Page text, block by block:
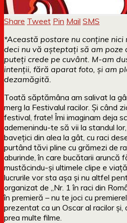
Share Tweet Pin Mail SMS
*Această postare nu conține nici
deci nu vă așteptați să am poze
puteți crede pe cuvânt. M-am
intenții, fără aparat foto, și am
dezamăgită.
Toată săptămâna am salivat la
merg la Festivalul racilor. Și când
festival, frate! Îmi imaginam deja
ademenindu-te să vii la standul
bavețici din alea la gât, cu raci
purtând tăvi pline cu grămezi de
aburinde, în care bucătarii aruncă
mustăcindu-și ultimele clipe e
lucrurile vor sta așa și nu altfel
organizat de „Nr. 1 în raci din
în premieră – nu te joci cu
prezentat ca un Oscar al racilor
prea multe filme.